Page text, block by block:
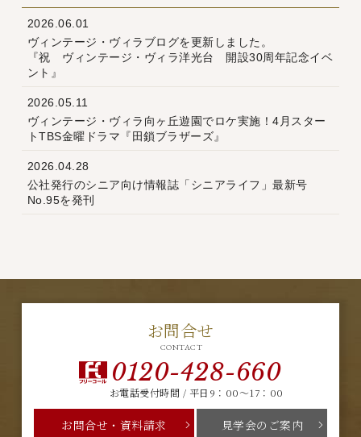
2026.06.01
ヴィンテージ・ヴィラブログを更新しました。
『祝 ヴィンテージ・ヴィラ洋光台 開設30周年記念イベ
ント』
2026.05.11
ヴィンテージ・ヴィラ向ヶ丘遊園でロケ実施！4月スター
トTBS金曜ドラマ『田鎖ブラザーズ』
2026.04.28
公社発行のシニア向け情報誌「シニアライフ」最新号
No.95を発刊
お問合せ
CONTACT
0120-428-660
お電話受付時間 / 平日9：00～17：00
お問合せ・資料請求 見学会のご案内